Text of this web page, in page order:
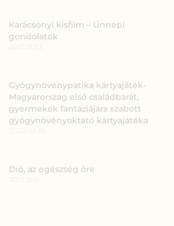
Karácsonyi kisfilm – Ünnepi
gondolatok
Gyógynövénypatika kártyajáték-
Magyarország első családbarát,
gyermekek fantáziájára szabott
gyógynövényoktató kártyajátéka
Dió, az egészség őre